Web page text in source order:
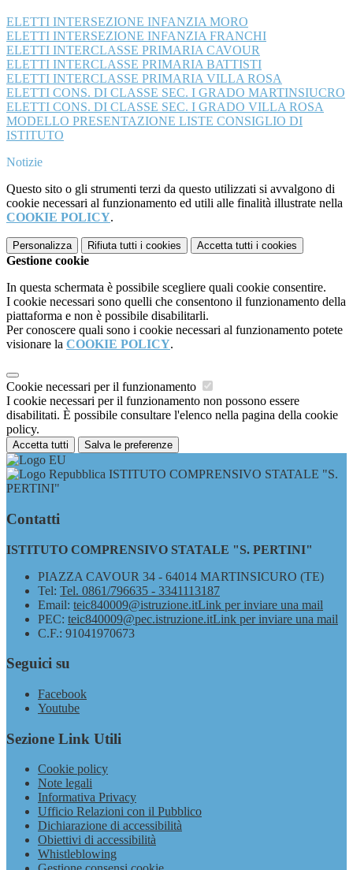
ELETTI INTERSEZIONE INFANZIA MORO
ELETTI INTERSEZIONE INFANZIA FRANCHI
ELETTI INTERCLASSE PRIMARIA CAVOUR
ELETTI INTERCLASSE PRIMARIA BATTISTI
ELETTI INTERCLASSE PRIMARIA VILLA ROSA
ELETTI CONS. DI CLASSE SEC. I GRADO MARTINSIUCRO
ELETTI CONS. DI CLASSE SEC. I GRADO VILLA ROSA
MODELLO PRESENTAZIONE LISTE CONSIGLIO DI
ISTITUTO
Notizie
Questo sito o gli strumenti terzi da questo utilizzati si avvalgono di
cookie necessari al funzionamento ed utili alle finalità illustrate nella
COOKIE POLICY.
Personalizza Rifiuta tutti i cookies Accetta tutti i cookies
Gestione cookie
In questa schermata è possibile scegliere quali cookie consentire.
I cookie necessari sono quelli che consentono il funzionamento della
piattaforma e non è possibile disabilitarli.
Per conoscere quali sono i cookie necessari al funzionamento potete
visionare la COOKIE POLICY.
Cookie necessari per il funzionamento
I cookie necessari per il funzionamento non possono essere
disabilitati. È possibile consultare l'elenco nella pagina della cookie
policy.
Accetta tutti Salva le preferenze
ISTITUTO COMPRENSIVO STATALE "S.
PERTINI"
Contatti
ISTITUTO COMPRENSIVO STATALE "S. PERTINI"
PIAZZA CAVOUR 34 - 64014 MARTINSICURO (TE)
Tel: Tel. 0861/796635 - 3341113187
Email: teic840009@istruzione.itLink per inviare una mail
PEC: teic840009@pec.istruzione.itLink per inviare una mail
C.F.: 91041970673
Seguici su
Facebook
Youtube
Sezione Link Utili
Cookie policy
Note legali
Informativa Privacy
Ufficio Relazioni con il Pubblico
Dichiarazione di accessibilità
Obiettivi di accessibilità
Whistleblowing